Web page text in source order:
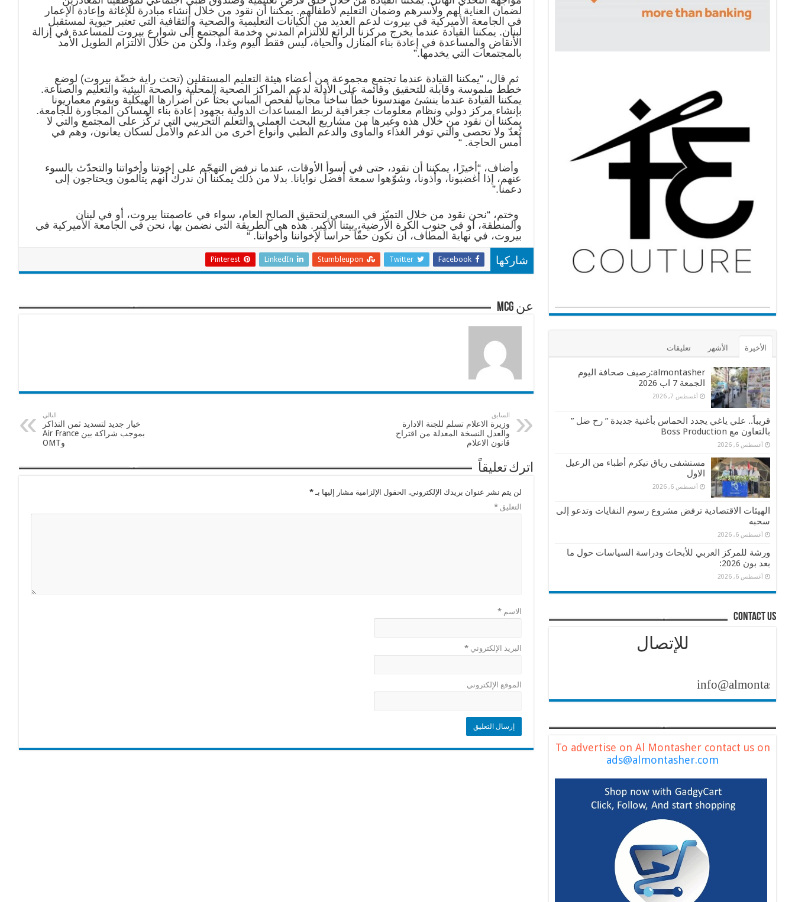
لضمان العناية لهم ولأسرهم وضمان التعليم لأطفالهم. يمكننا أن نقود من خلال إنشاء مبادرة للإغاثة وإعادة الإعمار
في الجامعة الأميركية في بيروت لدعم العديد من الكيانات التعليمية والصحية والثقافية التي تعتبر حيوية لمستقبل
لبنان. يمكننا القيادة عندما يخرج مركزنا الرائع للالتزام المدني وخدمة المجتمع إلى شوارع بيروت للمساعدة في إزالة
الأنقاض والمساعدة في إعادة بناء المنازل والحياة، ليس فقط اليوم وغداً، ولكن من خلال الالتزام الطويل الأمد
بالمجتمعات التي يخدمها.”
ثم قال، “يمكننا القيادة عندما تجتمع مجموعة من أعضاء هيئة التعليم المستقلين (تحت راية خضّة بيروت) لوضع
خطط ملموسة وقابلة للتحقيق وقائمة على الأدلة لدعم المراكز الصحية المحلية والصحة البيئية والتعليم والصناعة.
يمكننا القيادة عندما ينشئ مهندسونا خطاً ساخناً مجانياً لفحص المباني بحثاً عن أضرارها الهيكلية ويقوم معماريونا
بإنشاء مركز دولي ونظام معلومات جغرافية لربط المساعدات الدولية بجهود إعادة بناء المساكن المجاورة للجامعة.
يمكننا أن نقود من خلال هذه وغيرها من مشاريع البحث العملي والتعلم التجريبي التي تركّز على المجتمع والتي لا
تُعدّ ولا تحصى والتي توفر الغذاء والمأوى والدعم الطبي وأنواع أخرى من الدعم والأمل لسكان يعانون، وهم في
أمس الحاجة. “
وأضاف، “أخيرًا، يمكننا أن نقود، حتى في أسوأ الأوقات، عندما نرفض التهجّم على إخوتنا وأخواتنا والتحدّث بالسوء
عنهم، إذا أغضبونا، وأذونا، وشوّهوا سمعة أفضل نوايانا. بدلا من ذلك يمكننا أن ندرك أنهم يتألمون ويحتاجون إلى
دعمنا.”
وختم، “نحن نقود من خلال التميّز في السعي لتحقيق الصالح العام، سواء في عاصمتنا بيروت، أو في لبنان
والمنطقة، أو في جنوب الكرة الأرضية، بيتنا الأكبر. هذه هي الطريقة التي نضمن بها، نحن في الجامعة الأميركية في
بيروت، في نهاية المطاف، أن نكون حقّاً حراساً لإخواننا وأخواتنا. “
شاركها Facebook
Twitter
Stumbleupon
LinkedIn
Pinterest
عن mcg
السابق
وزيرة الاعلام تسلم للجنة الادارة
والعدل النسخة المعدلة من اقتراح
قانون الاعلام
التالي
خيار جديد لتسديد ثمن التذاكر
بموجب شراكة بين Air France
وOMT
اترك تعليقاً
لن يتم نشر عنوان بريدك الإلكتروني. الحقول الإلزامية مشار إليها بـ *
التعليق *
الاسم *
البريد الإلكتروني *
الموقع الإلكتروني
الأخيرة الأشهر تعليقات
almontasher:رصيف صحافة اليوم
الجمعة 7 اب 2026
أغسطس 7, 2026
قريباً.. علي ياغي يجدد الحماس بأغنية جديدة ” رح ضل ”
بالتعاون مع Boss Production
أغسطس 6, 2026
مستشفى رياق تيكرم أطباء من الرعيل
الاول
أغسطس 6, 2026
الهيئات الاقتصادية ترفض مشروع رسوم النفايات وتدعو إلى
سحبه
أغسطس 6, 2026
ورشة للمركز العربي للأبحاث ودراسة السياسات حول ما
بعد بون 2026:
أغسطس 6, 2026
contact us
للإتصال
info@almontasher.com
To advertise on Al Montasher contact us on
ads@almontasher.com